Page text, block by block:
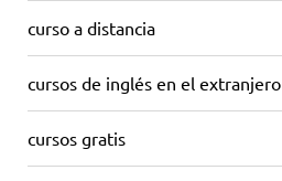
curso a distancia
cursos de inglés en el extranjero
cursos gratis